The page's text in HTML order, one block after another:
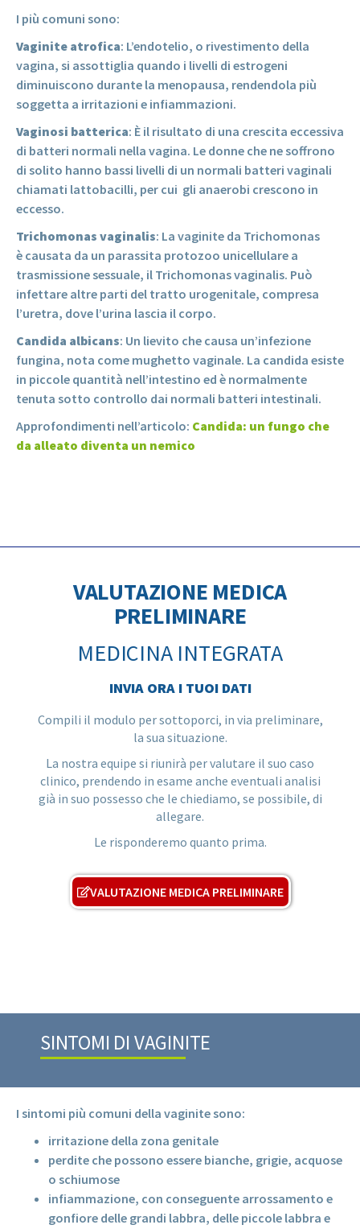
I più comuni sono:
Vaginite atrofica: L’endotelio, o rivestimento della
vagina, si assottiglia quando i livelli di estrogeni
diminuiscono durante la menopausa, rendendola più
soggetta a irritazioni e infiammazioni.
Vaginosi batterica: È il risultato di una crescita eccessiva
di batteri normali nella vagina. Le donne che ne soffrono
di solito hanno bassi livelli di un normali batteri vaginali
chiamati lattobacilli, per cui gli anaerobi crescono in
eccesso.
Trichomonas vaginalis: La vaginite da Trichomonas
è causata da un parassita protozoo unicellulare a
trasmissione sessuale, il Trichomonas vaginalis. Può
infettare altre parti del tratto urogenitale, compresa
l’uretra, dove l’urina lascia il corpo.
Candida albicans: Un lievito che causa un’infezione
fungina, nota come mughetto vaginale. La candida esiste
in piccole quantità nell’intestino ed è normalmente
tenuta sotto controllo dai normali batteri intestinali.
Approfondimenti nell’articolo: Candida: un fungo che
da alleato diventa un nemico
VALUTAZIONE MEDICA
PRELIMINARE
MEDICINA INTEGRATA
INVIA ORA I TUOI DATI
Compili il modulo per sottoporci, in via preliminare,
la sua situazione.
La nostra equipe si riunirà per valutare il suo caso
clinico, prendendo in esame anche eventuali analisi
già in suo possesso che le chiediamo, se possibile, di
allegare.
Le risponderemo quanto prima.
VALUTAZIONE MEDICA PRELIMINARE
SINTOMI DI VAGINITE
I sintomi più comuni della vaginite sono:
irritazione della zona genitale
perdite che possono essere bianche, grigie, acquose
o schiumose
infiammazione, con conseguente arrossamento e
gonfiore delle grandi labbra, delle piccole labbra e